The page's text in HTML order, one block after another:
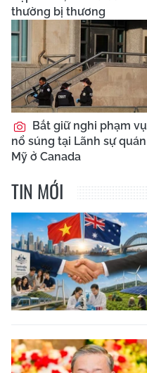
thường bị thương
Bắt giữ nghi phạm vụ
nổ súng tại Lãnh sự quán
Mỹ ở Canada
TIN MỚI